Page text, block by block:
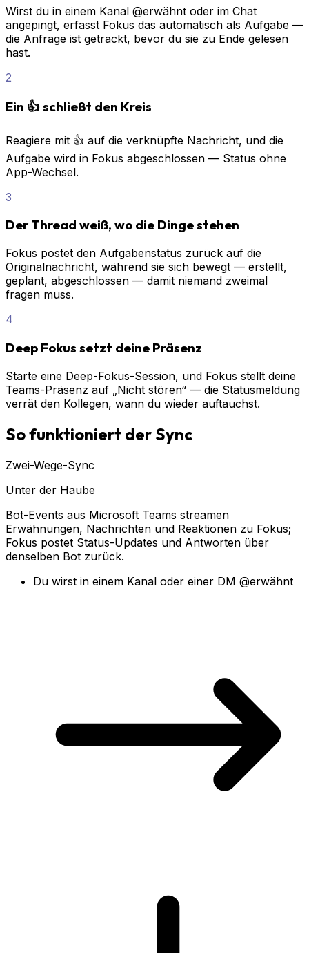
Wirst du in einem Kanal @erwähnt oder im Chat
angepingt, erfasst Fokus das automatisch als Aufgabe —
die Anfrage ist getrackt, bevor du sie zu Ende gelesen
hast.
2
Ein 👍 schließt den Kreis
Reagiere mit 👍 auf die verknüpfte Nachricht, und die
Aufgabe wird in Fokus abgeschlossen — Status ohne
App-Wechsel.
3
Der Thread weiß, wo die Dinge stehen
Fokus postet den Aufgabenstatus zurück auf die
Originalnachricht, während sie sich bewegt — erstellt,
geplant, abgeschlossen — damit niemand zweimal
fragen muss.
4
Deep Fokus setzt deine Präsenz
Starte eine Deep-Fokus-Session, und Fokus stellt deine
Teams-Präsenz auf „Nicht stören“ — die Statusmeldung
verrät den Kollegen, wann du wieder auftauchst.
So funktioniert der Sync
Zwei-Wege-Sync
Unter der Haube
Bot-Events aus Microsoft Teams streamen
Erwähnungen, Nachrichten und Reaktionen zu Fokus;
Fokus postet Status-Updates und Antworten über
denselben Bot zurück.
Du wirst in einem Kanal oder einer DM @erwähnt